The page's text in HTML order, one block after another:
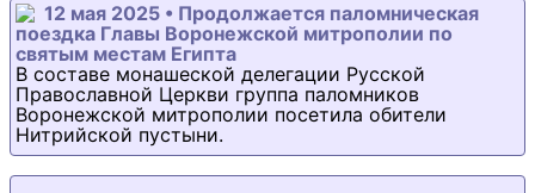
12 мая 2025 • Продолжается паломническая
поездка Главы Воронежской митрополии по
святым местам Египта
В составе монашеской делегации Русской
Православной Церкви группа паломников
Воронежской митрополии посетила обители
Нитрийской пустыни.